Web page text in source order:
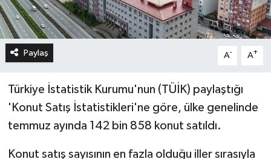
Paylaş A- A+
Türkiye İstatistik Kurumu'nun (TÜİK) paylaştığı
'Konut Satış İstatistikleri'ne göre, ülke genelinde
temmuz ayında 142 bin 858 konut satıldı.
Konut satış sayısının en fazla olduğu iller sırasıyla